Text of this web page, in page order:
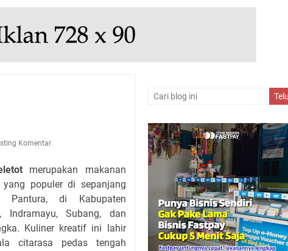
Komentar
merupakan makanan
yang populer di sepanjang
Pantura, di Kabupaten
Indramayu, Subang, dan
Kuliner kreatif ini lahir
citarasa pedas tengah